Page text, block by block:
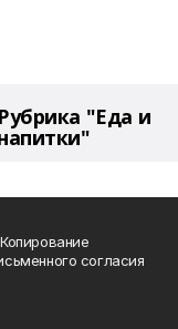
Рубрика "Еда и
согласия